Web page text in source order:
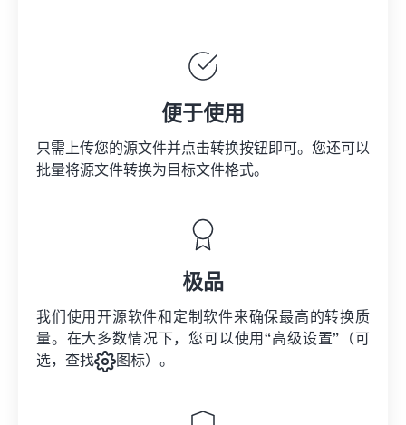
便于使用
只需上传您的源文件并点击转换按钮即可。您还可以
批量将源文件转换为目标文件格式。
极品
我们使用开源软件和定制软件来确保最高的转换质
量。在大多数情况下，您可以使用“高级设置”（可
选，查找
图标）。